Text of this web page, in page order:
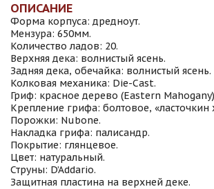
ОПИСАНИЕ
Форма корпуса: дредноут.
Мензура: 650мм.
Количество ладов: 20.
Верхняя дека: волнистый ясень.
Задняя дека, обечайка: волнистый ясень.
Колковая механика: Die-Cast.
Гриф: красное дерево (Eastern
Крепление грифа: болтовое, «ласточкин
Порожки: Nubone.
Накладка грифа: палисандр.
Покрытие: глянцевое.
Цвет: натуральный.
Струны: D’Addario.
Защитная пластина на верхней деке.